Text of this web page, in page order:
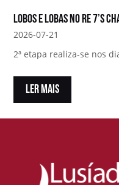
Lobos e Lobas no RE 7’s
2026-07-21
2ª etapa realiza-se nos
LER MAIS